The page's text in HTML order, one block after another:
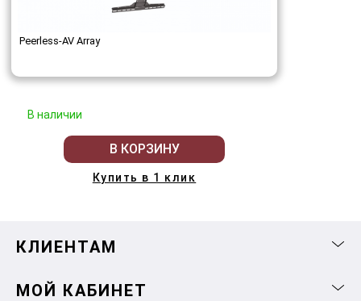
Peerless-AV Array
В наличии
В КОРЗИНУ
Купить в 1 клик
КЛИЕНТАМ
МОЙ КАБИНЕТ